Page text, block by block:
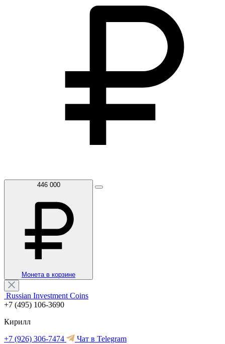
446 000
Монета в корзине
Russian Investment Coins
+7 (495) 106-3690
Кирилл
+7 (926) 306-7474
Чат в Telegram